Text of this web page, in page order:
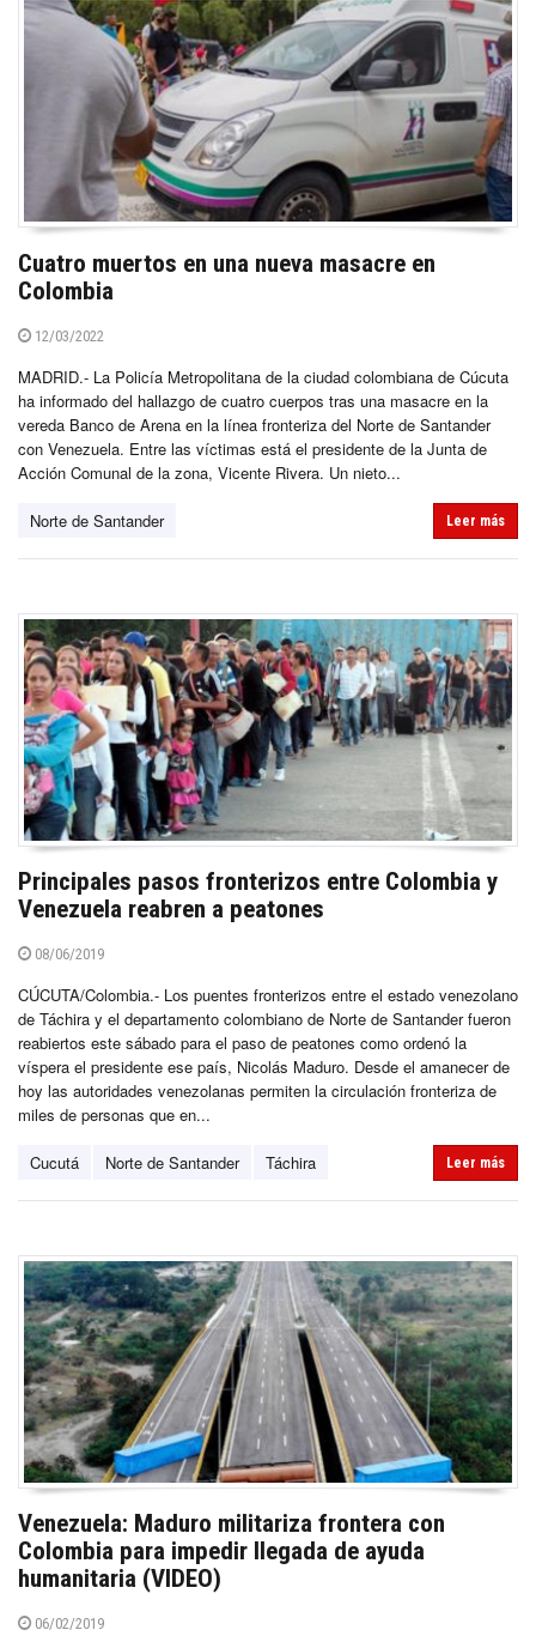
Cuatro muertos en una nueva masacre en
Colombia
12/03/2022
MADRID.- La Policía Metropolitana de la ciudad colombiana de Cúcuta
ha informado del hallazgo de cuatro cuerpos tras una masacre en la
vereda Banco de Arena en la línea fronteriza del Norte de Santander
con Venezuela. Entre las víctimas está el presidente de la Junta de
Acción Comunal de la zona, Vicente Rivera. Un nieto...
Norte de Santander Leer más
Principales pasos fronterizos entre Colombia y
Venezuela reabren a peatones
08/06/2019
CÚCUTA/Colombia.- Los puentes fronterizos entre el estado venezolano
de Táchira y el departamento colombiano de Norte de Santander fueron
reabiertos este sábado para el paso de peatones como ordenó la
víspera el presidente ese país, Nicolás Maduro. Desde el amanecer de
hoy las autoridades venezolanas permiten la circulación fronteriza de
miles de personas que en...
Cucutá Norte de Santander Táchira Leer más
Venezuela: Maduro militariza frontera con
Colombia para impedir llegada de ayuda
humanitaria (VIDEO)
06/02/2019